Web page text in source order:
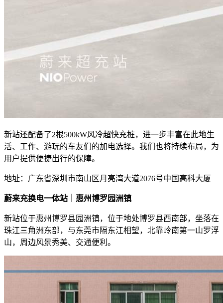
新站还配备了2根500kW风冷超快充桩，进一步丰富在此地生
活、工作、游玩的车友们的加电选择。我们也将持续布局，为
用户提供便捷出行的保障。
地址：广东省深圳市南山区月亮湾大道2076号中国高科大厦
蔚来充换电一体站｜惠州博罗园洲镇
新站位于惠州博罗县园洲镇，位于地处博罗县西南部，坐落在
珠江三角洲东部，与东莞市隔东江相望，北靠岭南第一山罗浮
山，周边风景秀美、交通便利。